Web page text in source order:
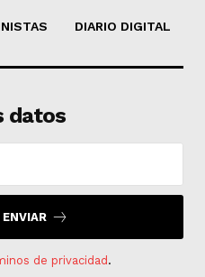
DIARIO DIGITAL
datos
ENVIAR
de privacidad .